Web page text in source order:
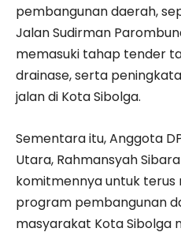
pembangunan daerah,
Jalan Sudirman
memasuki tahap tender
drainase, serta
jalan di Kota Sibolga.
Sementara itu, Anggota
Utara, Rahmansyah
komitmennya untuk
program pembangunan
masyarakat Kota Sibolga